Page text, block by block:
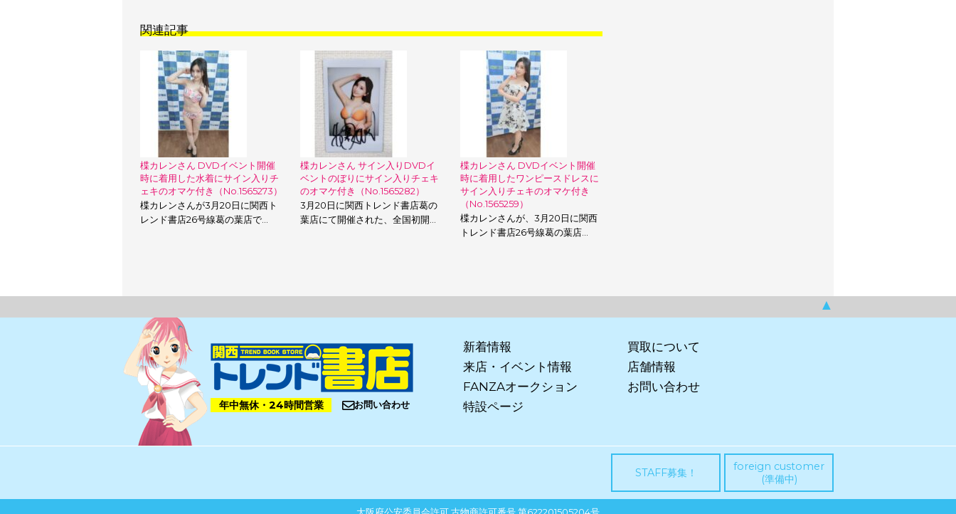
関連記事
楪カレンさん DVDイベント開催
時に着用した水着にサイン入りチ
ェキのオマケ付き（No.1565273）
楪カレンさんが3月20日に関西ト
レンド書店26号線葛の葉店で…
楪カレンさん サイン入りDVDイ
ベントのぼりにサイン入りチェキ
のオマケ付き（No.1565282）
3月20日に関西トレンド書店葛の
葉店にて開催された、全国初開…
楪カレンさん DVDイベント開催
時に着用したワンピースドレスに
サイン入りチェキのオマケ付き
（No.1565259）
楪カレンさんが、3月20日に関西
トレンド書店26号線葛の葉店…
▲
年中無休・24時間営業 お問い合わせ
新着情報
来店・イベント情報
FANZAオークション
特設ページ
買取について
店舗情報
お問い合わせ
STAFF募集！
foreign customer
(準備中)